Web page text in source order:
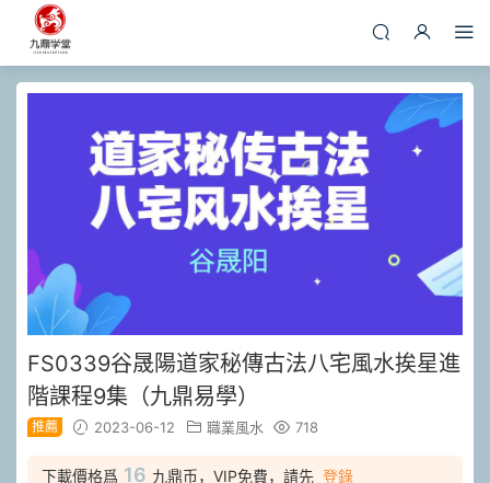
FS0339谷晟陽道家秘傳古法八宅風水挨星進
階課程9集（九鼎易學）
推薦 2023-06-12 職業風水 718
下載價格爲 16 九鼎币，VIP免費，請先 登錄